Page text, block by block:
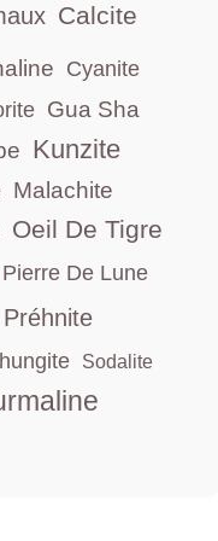
Calcite
Cyanite
Gua Sha
Kunzite
Malachite
Oeil De Tigre
Pierre De Lune
Préhnite
Sodalite